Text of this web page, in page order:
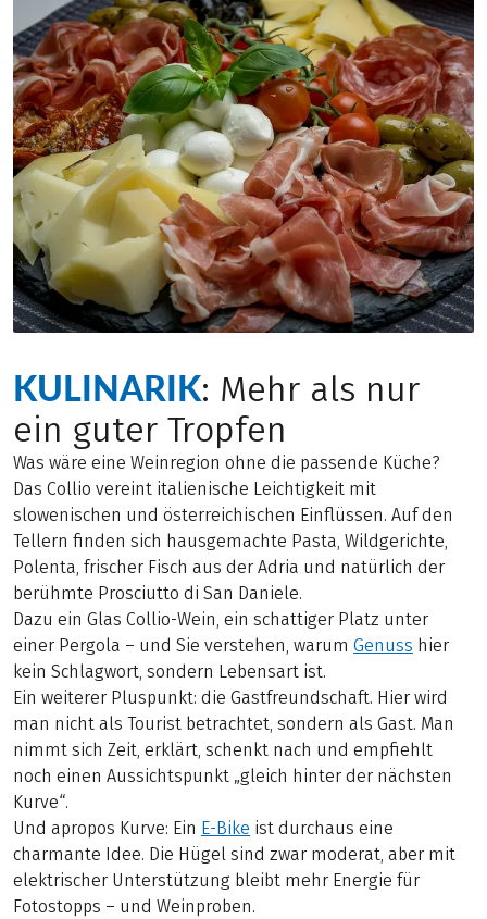
KULINARIK: Mehr als nur
ein guter Tropfen
Was wäre eine Weinregion ohne die passende Küche?
Das Collio vereint italienische Leichtigkeit mit
slowenischen und österreichischen Einflüssen. Auf den
Tellern finden sich hausgemachte Pasta, Wildgerichte,
Polenta, frischer Fisch aus der Adria und natürlich der
berühmte Prosciutto di San Daniele.
Dazu ein Glas Collio-Wein, ein schattiger Platz unter
einer Pergola – und Sie verstehen, warum Genuss hier
kein Schlagwort, sondern Lebensart ist.
Ein weiterer Pluspunkt: die Gastfreundschaft. Hier wird
man nicht als Tourist betrachtet, sondern als Gast. Man
nimmt sich Zeit, erklärt, schenkt nach und empfiehlt
noch einen Aussichtspunkt „gleich hinter der nächsten
Kurve“.
Und apropos Kurve: Ein E-Bike ist durchaus eine
charmante Idee. Die Hügel sind zwar moderat, aber mit
elektrischer Unterstützung bleibt mehr Energie für
Fotostopps – und Weinproben.